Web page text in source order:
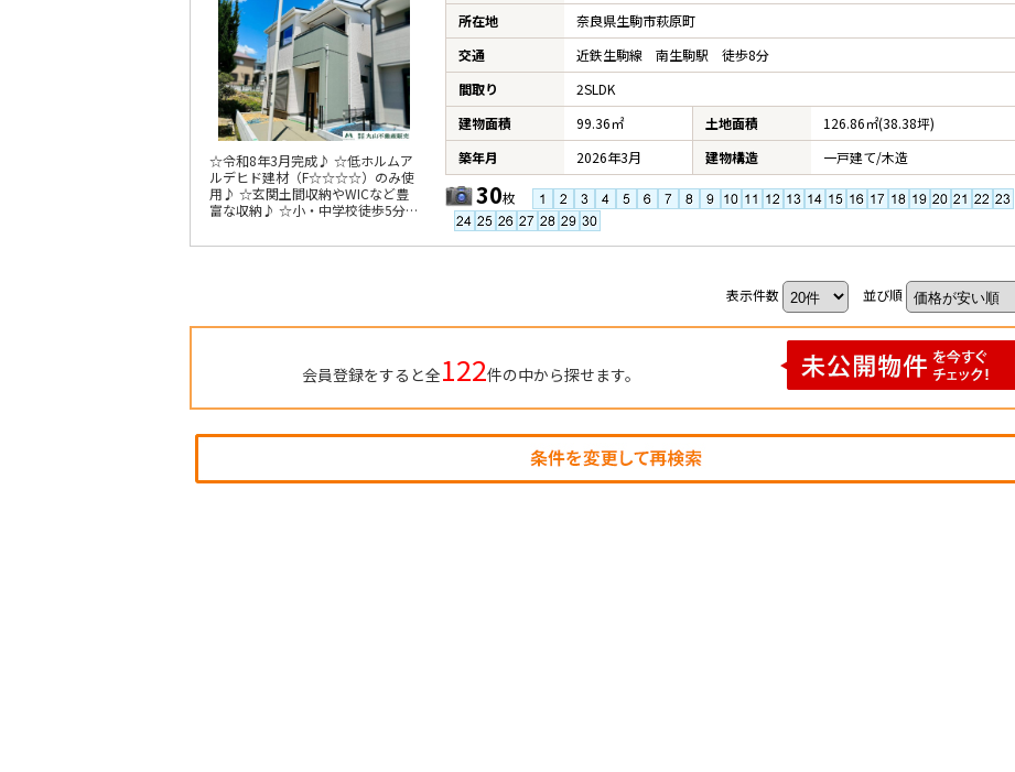
☆令和8年3月完成♪ ☆低ホルムア
ルデヒド建材（F☆☆☆☆）のみ使
用♪ ☆玄関土間収納やWICなど豊
富な収納♪ ☆小・中学校徒歩5分圏
所在地
奈良県生駒市萩原町
交通
近鉄生駒線 南生駒駅 徒歩8分
間取り
2SLDK
建物面積
99.36㎡ 土地面積
126.86㎡(38.38坪)
築年月
2026年3月 建物構造 一戸建て/木造
30枚
表示件数 並び順
会員登録をすると全122件の中から探せます。